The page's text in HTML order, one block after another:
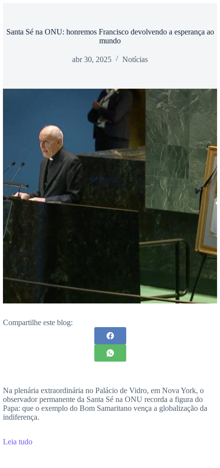
Santa Sé na ONU: honremos Francisco devolvendo a esperança ao
mundo
abr 30, 2025 Notícias
Compartilhe este blog:
Na plenária extraordinária no Palácio de Vidro, em Nova York, o
observador permanente da Santa Sé na ONU recorda a figura do
Papa: que o exemplo do Bom Samaritano vença a globalização da
indiferença.
Leia tudo